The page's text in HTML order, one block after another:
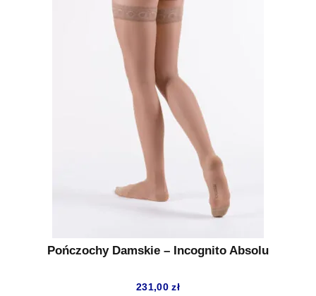
Pończochy Damskie – Incognito Absolu
231,00zł